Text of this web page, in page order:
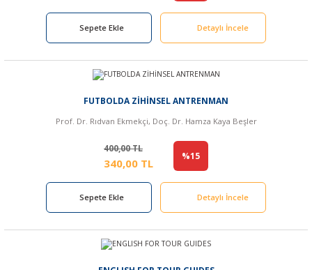
Sepete Ekle Detaylı İncele
FUTBOLDA ZİHİNSEL ANTRENMAN
Prof. Dr. Rıdvan Ekmekçi, Doç. Dr. Hamza Kaya Beşler
400,00 TL
340,00 TL
%15
Sepete Ekle Detaylı İncele